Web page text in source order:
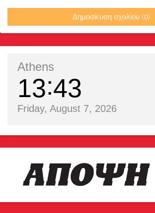
Δημοσίευση σχολίου (0)
Athens
13 43
Friday, August 7, 2026